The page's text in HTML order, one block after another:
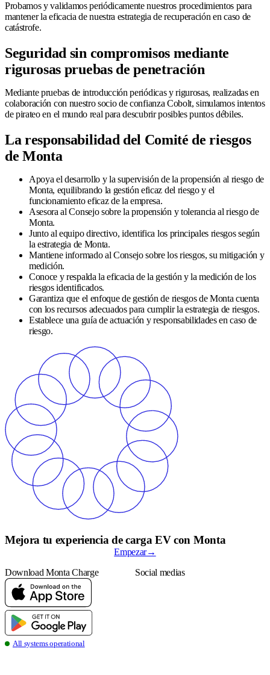
Probamos y validamos periódicamente nuestros procedimientos para
mantener la eficacia de nuestra estrategia de recuperación en caso de
catástrofe.
Seguridad sin compromisos mediante
rigurosas pruebas de penetración
Mediante pruebas de introducción periódicas y rigurosas, realizadas en
colaboración con nuestro socio de confianza Cobolt, simulamos intentos
de pirateo en el mundo real para descubrir posibles puntos débiles.
La responsabilidad del Comité de riesgos
de Monta
Apoya el desarrollo y la supervisión de la propensión al riesgo de
Monta, equilibrando la gestión eficaz del riesgo y el
funcionamiento eficaz de la empresa.
Asesora al Consejo sobre la propensión y tolerancia al riesgo de
Monta.
Junto al equipo directivo, identifica los principales riesgos según
la estrategia de Monta.
Mantiene informado al Consejo sobre los riesgos, su mitigación y
medición.
Conoce y respalda la eficacia de la gestión y la medición de los
riesgos identificados.
Garantiza que el enfoque de gestión de riesgos de Monta cuenta
con los recursos adecuados para cumplir la estrategia de riesgos.
Establece una guía de actuación y responsabilidades en caso de
riesgo.
Mejora tu experiencia de carga EV con Monta
Empezar→
Download Monta Charge
Social medias
all systems operational